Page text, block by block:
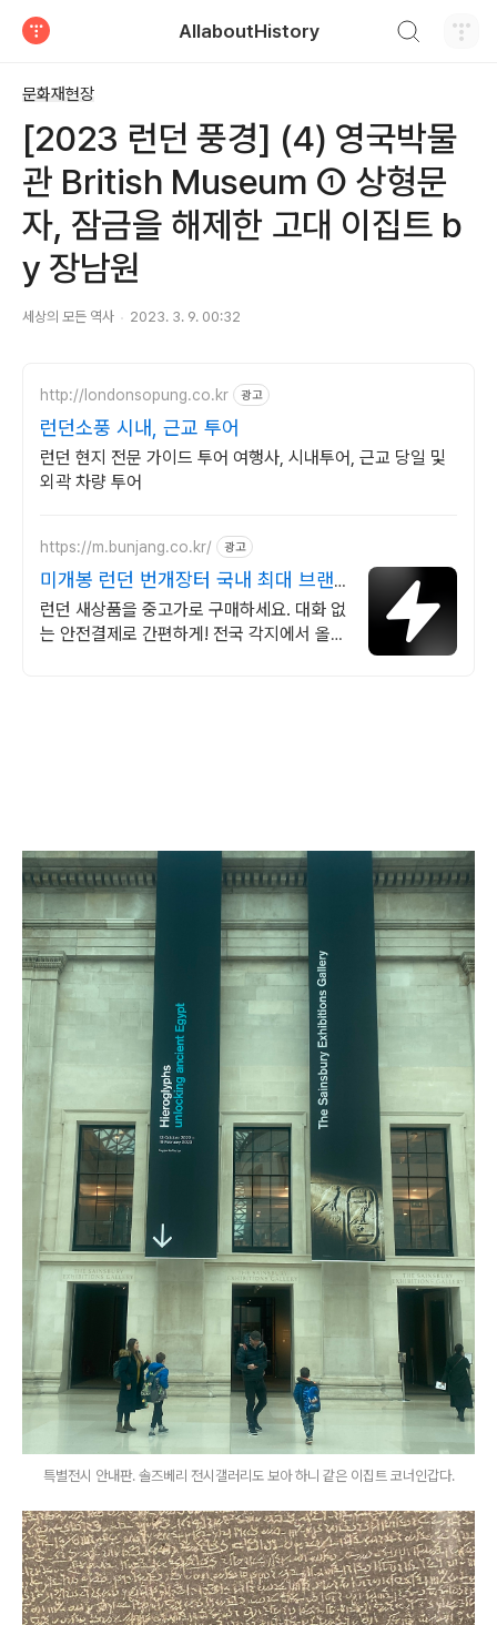
AllaboutHistory
문화재현장
[2023 런던 풍경] (4) 영국박물
관 British Museum ① 상형문
자, 잠금을 해제한 고대 이집트 b
y 장남원
세상의 모든 역사 2023. 3. 9. 00:32
http://londonsopung.co.kr 광고
런던소풍 시내, 근교 투어
런던 현지 전문 가이드 투어 여행사, 시내투어, 근교 당일 및
외곽 차량 투어
https://m.bunjang.co.kr/ 광고
미개봉 런던 번개장터 국내 최대 브랜
드 중고거래
런던 새상품을 중고가로 구매하세요. 대화 없
는 안전결제로 간편하게! 전국 각지에서 올라
특별전시 안내판. 솔즈베리 전시갤러리도 보아 하니 같은 이집트 코너인갑다.